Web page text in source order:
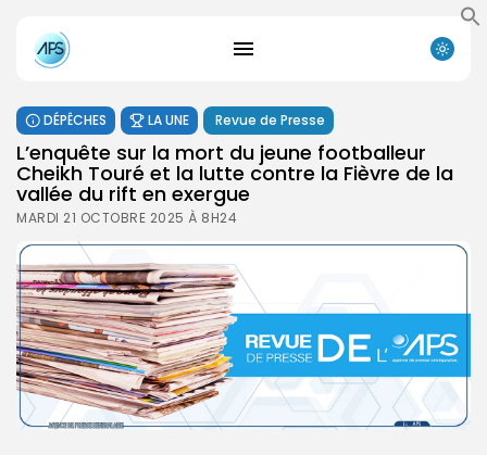
DÉPÊCHES LA UNE Revue de Presse
L’enquête sur la mort du jeune footballeur
Cheikh Touré et la lutte contre la Fièvre de la
vallée du rift en exergue
MARDI 21 OCTOBRE 2025 À 8H24